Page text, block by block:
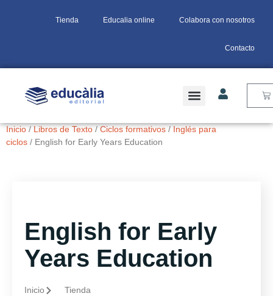
Tienda Educalia online Colabora con nosotros
Contacto
Inicio/Libros de Texto/Ciclos formativos/Inglés para
ciclos / English for Early Years Education
English for Early
Years Education
Inicio Tienda